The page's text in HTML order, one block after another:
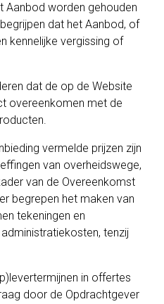
Aanbod worden gehouden
dat het Aanbod, of
kennelijke vergissing of
dat de op de Website
overeenkomen met de
vermelde prijzen zijn
van overheidswege,
van de Overeenkomst
begrepen het maken van
tekeningen en
tenzij
in offertes
door de Opdrachtgever